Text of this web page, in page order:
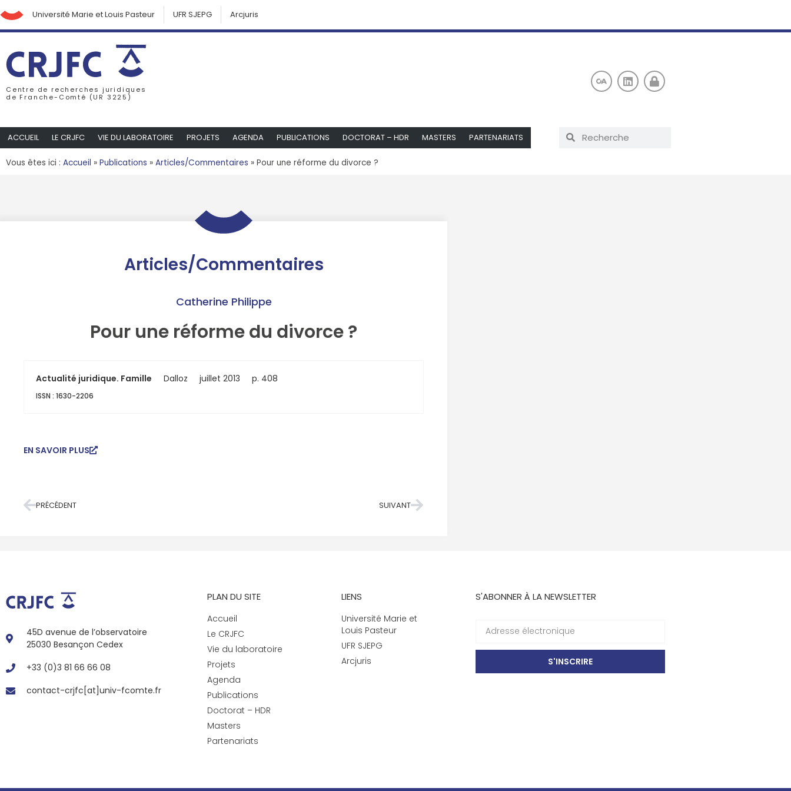
Université Marie et Louis Pasteur UFR SJEPG Arcjuris
Centre de recherches juridiques
de Franche-Comté (UR 3225)
ACCUEIL LE CRJFC VIE DU LABORATOIRE PROJETS AGENDA PUBLICATIONS DOCTORAT – HDR MASTERS PARTENARIATS
Vous êtes ici : Accueil » Publications » Articles/Commentaires » Pour une réforme du divorce ?
Articles/Commentaires
Catherine Philippe
Pour une réforme du divorce ?
Actualité juridique. Famille Dalloz juillet 2013 p. 408
ISSN : 1630-2206
EN SAVOIR PLUS
PRÉCÉDENT SUIVANT
45D avenue de l’observatoire
25030 Besançon Cedex
+33 (0)3 81 66 66 08
contact-crjfc[at]univ-fcomte.fr
PLAN DU SITE
Accueil
Le CRJFC
Vie du laboratoire
Projets
Agenda
Publications
Doctorat – HDR
Masters
Partenariats
LIENS
Université Marie et
Louis Pasteur
UFR SJEPG
Arcjuris
S'ABONNER À LA NEWSLETTER
S'INSCRIRE